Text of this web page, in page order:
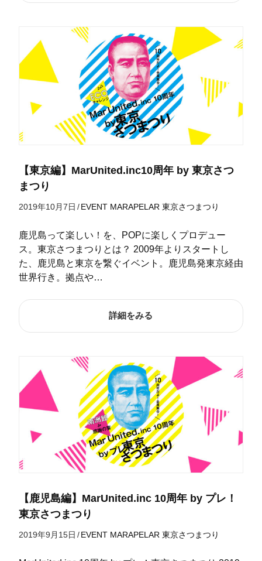
【東京編】MarUnited.inc10周年 by 東京さつ
まつり
2019年10月7日 /EVENT MARAPELAR 東京さつまつり
鹿児島って楽しい！を、POPに楽しくプロデュー
ス。東京さつまつりとは？ 2009年よりスタートし
た、鹿児島と東京を繋ぐイベント。鹿児島発東京経由
世界行き。拠点や…
詳細をみる
【鹿児島編】MarUnited.inc 10周年 by プレ！
東京さつまつり
2019年9月15日 /EVENT MARAPELAR 東京さつまつり